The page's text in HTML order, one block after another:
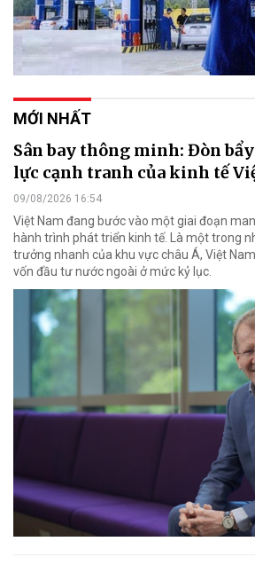
MỚI NHẤT
Sân bay thông minh: Đòn
lực cạnh tranh của kinh tế
09/08/2026 16:54
Việt Nam đang bước vào một giai đoạn
hành trình phát triển kinh tế. Là một trong
trưởng nhanh của khu vực châu Á, Việt
vốn đầu tư nước ngoài ở mức kỷ lục.